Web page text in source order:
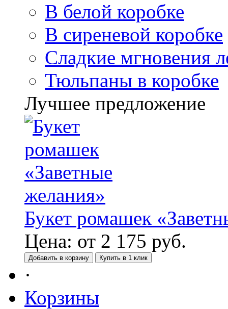
В белой коробке
В сиреневой коробке
Сладкие мгновения
Тюльпаны в коробке
Лучшее предложение
Букет ромашек
Цена: от 2 175 руб.
Добавить в корзину Купить в 1 клик
·
Корзины